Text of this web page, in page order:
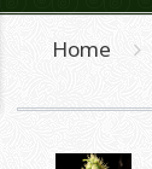
Home